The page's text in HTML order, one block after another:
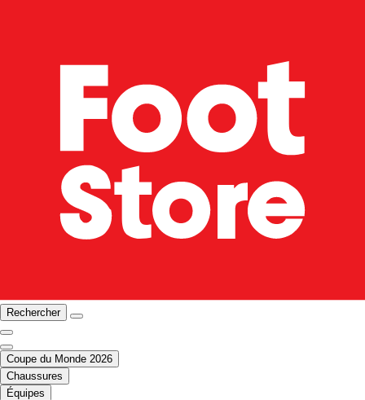
Rechercher
Coupe du Monde 2026
Chaussures
Équipes